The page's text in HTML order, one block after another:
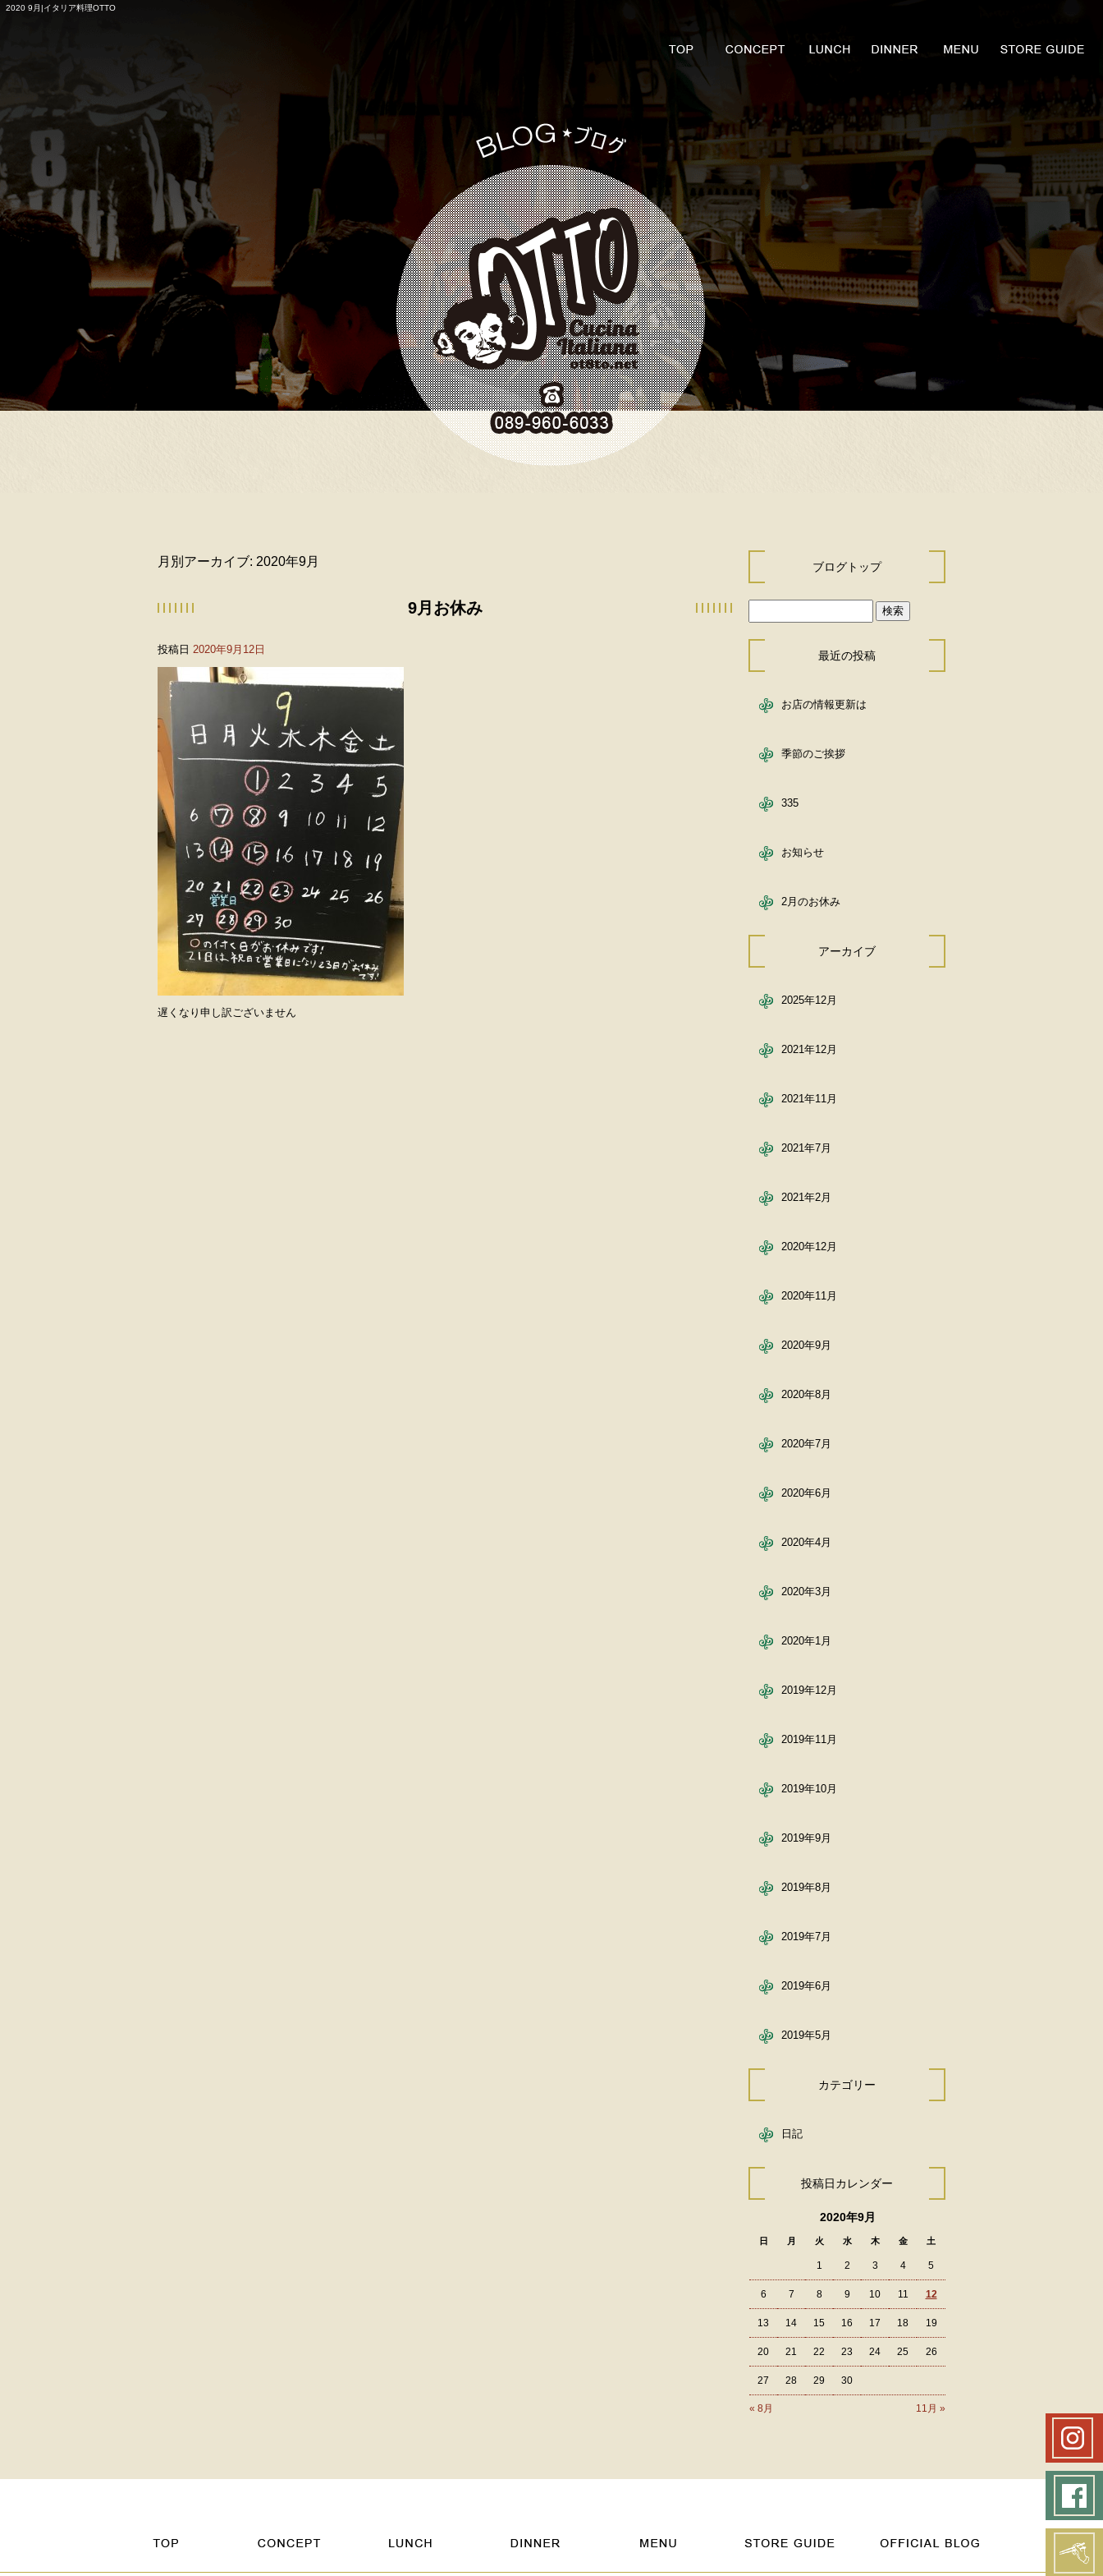
2020 9月|イタリア料理OTTO
月別アーカイブ: 2020年9月
9月お休み
投稿日 2020年9月12日
遅くなり申し訳ございません
ブログトップ
最近の投稿
お店の情報更新は
季節のご挨拶
335
お知らせ
2月のお休み
アーカイブ
2025年12月
2021年12月
2021年11月
2021年7月
2021年2月
2020年12月
2020年11月
2020年9月
2020年8月
2020年7月
2020年6月
2020年4月
2020年3月
2020年1月
2019年12月
2019年11月
2019年10月
2019年9月
2019年8月
2019年7月
2019年6月
2019年5月
カテゴリー
日記
投稿日カレンダー
2020年9月
日 月 火 水 木 金 土
« 8月 11月 »
1 2 3 4 5
6 7 8 9 10 11 12
13 14 15 16 17 18 19
20 21 22 23 24 25 26
27 28 29 30